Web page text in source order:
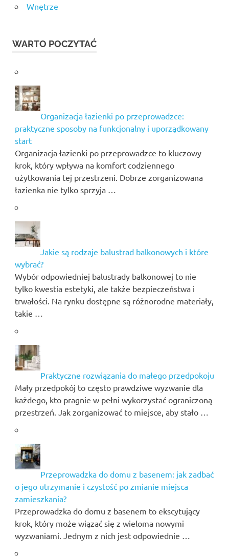
Wnętrze
WARTO POCZYTAĆ
Organizacja łazienki po przeprowadzce:
praktyczne sposoby na funkcjonalny i uporządkowany
start
Organizacja łazienki po przeprowadzce to kluczowy
krok, który wpływa na komfort codziennego
użytkowania tej przestrzeni. Dobrze zorganizowana
łazienka nie tylko sprzyja …
Jakie są rodzaje balustrad balkonowych i które
wybrać?
Wybór odpowiedniej balustrady balkonowej to nie
tylko kwestia estetyki, ale także bezpieczeństwa i
trwałości. Na rynku dostępne są różnorodne materiały,
takie …
Praktyczne rozwiązania do małego przedpokoju
Mały przedpokój to często prawdziwe wyzwanie dla
każdego, kto pragnie w pełni wykorzystać ograniczoną
przestrzeń. Jak zorganizować to miejsce, aby stało …
Przeprowadzka do domu z basenem: jak zadbać
o jego utrzymanie i czystość po zmianie miejsca
zamieszkania?
Przeprowadzka do domu z basenem to ekscytujący
krok, który może wiązać się z wieloma nowymi
wyzwaniami. Jednym z nich jest odpowiednie …